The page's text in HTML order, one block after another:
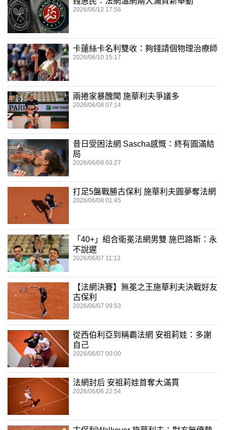
2026/06/12 17:56
卡蓮絲卡名利雙收：夠錢請個物理治療師
2026/06/10 15:17
兩捲家暴醜聞 施華利夫爭議多
2026/06/08 07:14
昔日受困法網 Sascha感慨：終有圓滿結
局
2026/06/08 03:27
打足5盤戰勝古保利 施華利夫圓夢奪法網
2026/06/08 01:45
「40+」組合衛冕法網男雙 施巴路斯：永
不說遲
2026/06/07 11:13
【法網決賽】無冕之王施華利夫決戰好友
古保利
2026/06/07 09:53
從西伯利亞到稱霸法網 安祖莉娃：多謝
自己
2026/06/07 00:00
法網封后 安祖莉娃首奪大滿貫
2026/06/06 22:54